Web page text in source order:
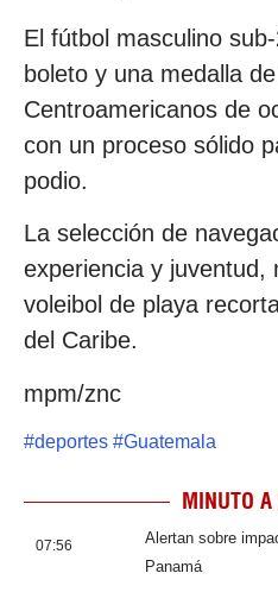
El fútbol masculino
boleto y una medalla
Centroamericanos de
con un proceso sólido
podio.
La selección de
experiencia y juventud,
voleibol de playa
del Caribe.
mpm/znc
#deportes #Guatemala
MINUTO
07:56
Alertan sobre
Panamá